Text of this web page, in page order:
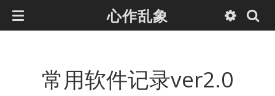
心作乱象
常用软件记录ver2.0